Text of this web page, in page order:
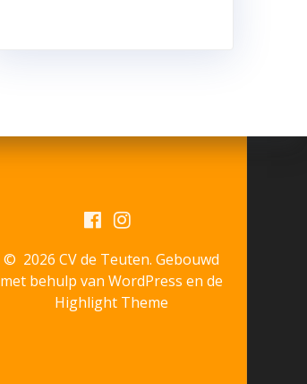
© 2026 CV de Teuten. Gebouwd
met behulp van WordPress en de
Highlight Theme